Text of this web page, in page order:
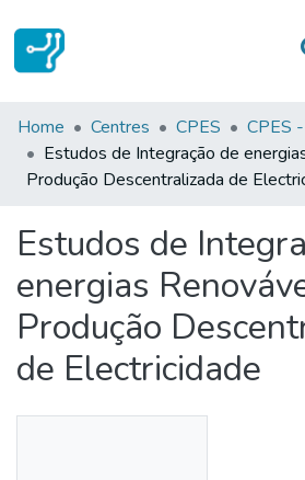
Statistics
Communities & Collections
Home Centres CPES
CPES
Estudos de Integração de
Produção Descentralizada de
Estudos de
energias
Produção
de Electricidade